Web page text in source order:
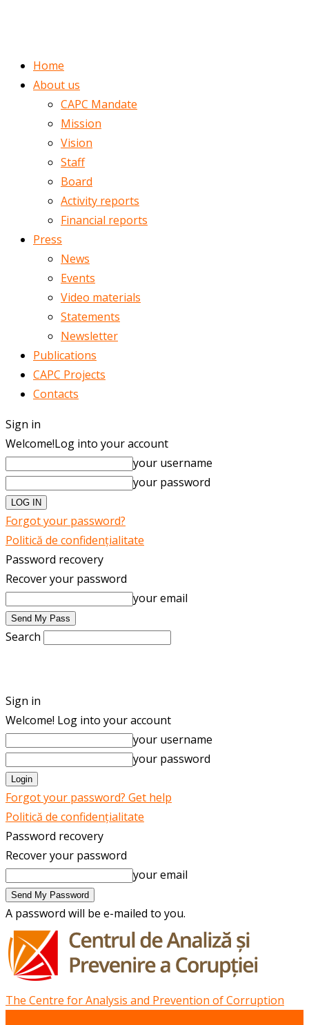
Home
About us
CAPC Mandate
Mission
Vision
Staff
Board
Activity reports
Financial reports
Press
News
Events
Video materials
Statements
Newsletter
Publications
CAPC Projects
Contacts
Sign in
Welcome!Log into your account
your username
your password
Forgot your password?
Politică de confidențialitate
Password recovery
Recover your password
your email
Search
Sign in
Welcome! Log into your account
your username
your password
Forgot your password? Get help
Politică de confidențialitate
Password recovery
Recover your password
your email
A password will be e-mailed to you.
The Centre for Analysis and Prevention of Corruption